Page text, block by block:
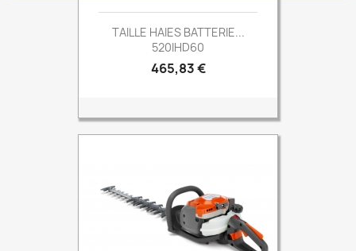
TAILLE HAIES BATTERIE...
520IHD60
Prix
465,83 €